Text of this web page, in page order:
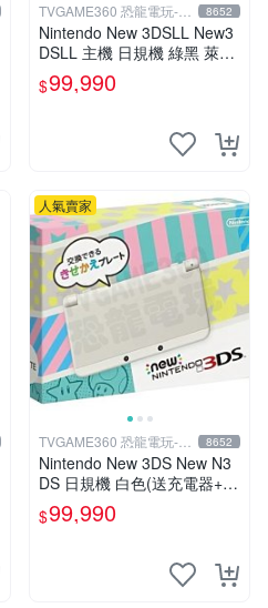
TVGAME360 恐龍電玩-台
中店
8652
Nintendo New 3DSLL New3
DSLL 主機 日規機 綠黑 萊姆
黑 (送充電器+保護貼)【台中
恐龍電玩】
$99,990
人氣賣家
TVGAME360 恐龍電玩-台
中店
8652
Nintendo New 3DS New N3
DS 日規機 白色(送充電器+保
護貼)【台中恐龍電玩】
$99,990